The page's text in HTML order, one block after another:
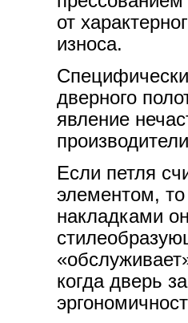
от
износа.
дверного
явление
Если петля
элементом,
накладками
когда дверь